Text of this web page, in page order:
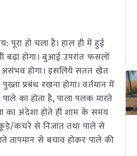
पूरा हो चला है। हाल ही में हुई
बढ़ा होगा। बुआई उपरांत फसलों
असंभव होगा। इसलिये सतत खेत
प्रबंध रखना होगा। वर्तमान में
का होता है, पाला पलक मारते
का अंदेशा होते ही शाम के समय
कचरे से निजात तथा पाले से
तापमान से बचाव होकर पाले की